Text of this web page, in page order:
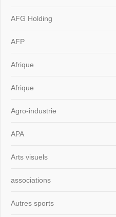
AFG Holding
AFP
Afrique
Afrique
Agro-industrie
APA
Arts visuels
associations
Autres sports